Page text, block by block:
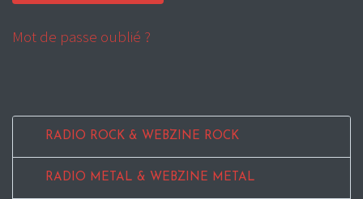
Mot de passe oublié ?
RADIO ROCK & WEBZINE ROCK
RADIO METAL & WEBZINE METAL